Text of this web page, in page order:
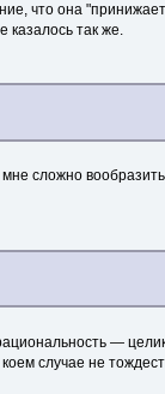
что она
казалось так же.
сложно
—
случае не